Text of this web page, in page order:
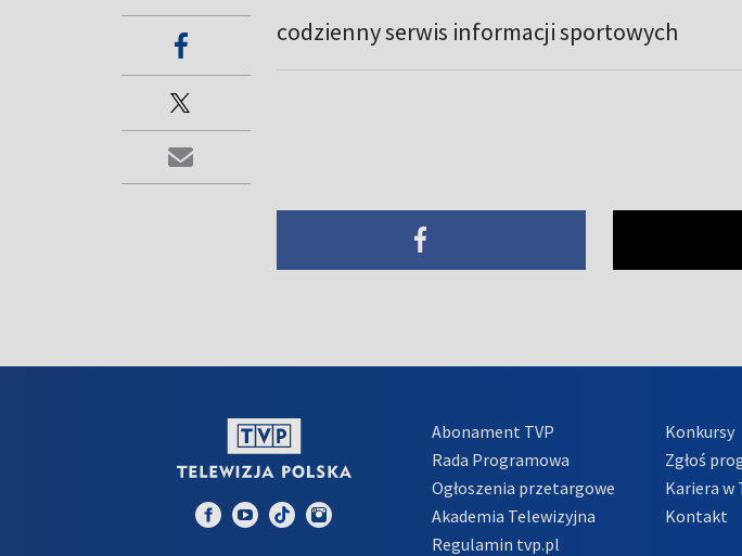
codzienny serwis informacji sportowych
Abonament TVP
Rada Programowa
Ogłoszenia przetargowe
Akademia Telewizyjna
Regulamin tvp.pl
Konkursy
Zgłoś
Kariera w
Kontakt